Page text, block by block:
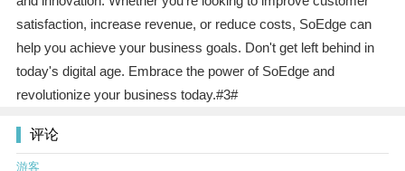
satisfaction, increase revenue, or reduce costs, SoEdge can
help you achieve your business goals. Don't get left behind in
today's digital age. Embrace the power of SoEdge and
revolutionize your business today.#3#
评论
游客